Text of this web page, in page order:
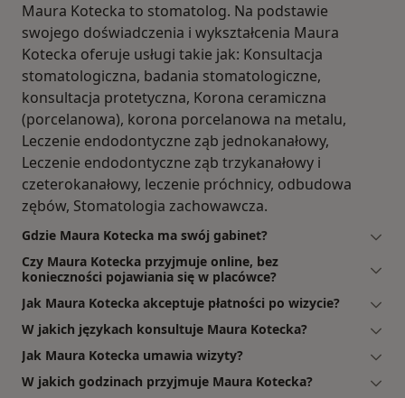
Maura Kotecka to stomatolog. Na podstawie
swojego doświadczenia i wykształcenia Maura
Kotecka oferuje usługi takie jak: Konsultacja
stomatologiczna, badania stomatologiczne,
konsultacja protetyczna, Korona ceramiczna
(porcelanowa), korona porcelanowa na metalu,
Leczenie endodontyczne ząb jednokanałowy,
Leczenie endodontyczne ząb trzykanałowy i
czeterokanałowy, leczenie próchnicy, odbudowa
zębów, Stomatologia zachowawcza.
Gdzie Maura Kotecka ma swój gabinet?
Czy Maura Kotecka przyjmuje online, bez
konieczności pojawiania się w placówce?
Jak Maura Kotecka akceptuje płatności po wizycie?
W jakich językach konsultuje Maura Kotecka?
Jak Maura Kotecka umawia wizyty?
W jakich godzinach przyjmuje Maura Kotecka?